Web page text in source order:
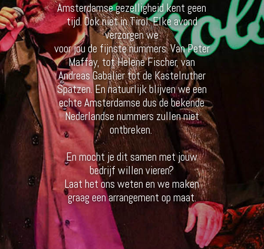
Amsterdamse gezelligheid kent geen
tijd. Ook niet in Tirol. Elke avond
verzorgen we
voor jou de fijnste nummers. Van Peter
Maffay, tot Helene Fischer, van
Andreas Gabalier tot de Kastelruther
Spatzen. En natuurlijk blijven we een
echte Amsterdamse dus de bekende
Nederlandse nummers zullen niet
ontbreken.
En mocht je dit samen met jouw
bedrijf willen vieren?
Laat het ons weten en we maken
graag een arrangement op maat.